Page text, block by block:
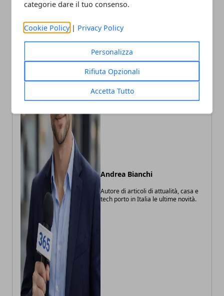
categorie dare il tuo consenso.
Cookie Policy | Privacy Policy
Personalizza
Rifiuta Opzionali
Accetta Tutto
Andrea Bianchi
Autore di articoli di attualità, casa e
tech porto in Italia le ultime novità.